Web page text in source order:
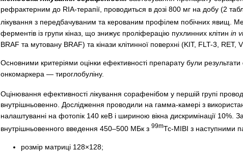
рефрактерним до RIA-терапії, проводиться в дозі 800 мг на добу (2
лікування з передбачуваним та керованим профілем побічних явищ.
ферментів із групи кіназ, що знижує проліферацію пухлинних клітин in
BRAF та мутовану BRAF) та кінази клітинної поверхні (KIT, FLT-3,
Основними критеріями оцінки ефективності препарату були
онкомаркера — тироглобуліну.
Оцінювання ефективності лікування сорафенібом у першій групі
внутрішньовенно. Дослідження проводили на гамма-камері з
налаштуванні на фотопік 140 кеВ і шириною вікна дискримінації 10%.
внутрішньовенного введення 450–500 МБк з 99mТс-MIBI з наступними
розмір матриці 128×128;